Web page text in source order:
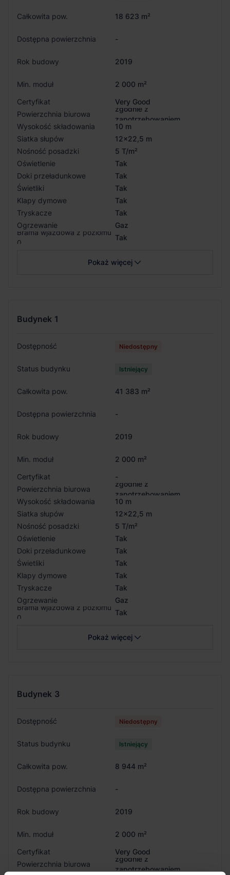
Całkowita pow. 18 623 m²
Dostępna powierzchnia -
Rok budowy 2019
Min. moduł
2 000 m²
Certyfikat
Very Good
Powierzchnia biurowa
zgodnie z
zapotrzebowaniem
Wysokość składowania
10 m
Siatka słupów
12x22,5 m
Nośność posadzki
5 T/m²
Oświetlenie
Tak
Doki przeładunkowe
Tak
Świetliki
Tak
Klapy dymowe
Tak
Tryskacze
Tak
Ogrzewanie
Gaz
Brama wjazdowa z poziomu
0
Tak
Pokaż więcej
Budynek 1
Dostępność Niedostępny
Status budynku Istniejący
Całkowita pow. 41 383 m²
Dostępna powierzchnia -
Rok budowy 2019
Min. moduł
2 000 m²
Certyfikat
-
Powierzchnia biurowa
zgodnie z
zapotrzebowaniem
Wysokość składowania
10 m
Siatka słupów
12x22,5 m
Nośność posadzki
5 T/m²
Oświetlenie
Tak
Doki przeładunkowe
Tak
Świetliki
Tak
Klapy dymowe
Tak
Tryskacze
Tak
Ogrzewanie
Gaz
Brama wjazdowa z poziomu
0
Tak
Pokaż więcej
Budynek 3
Dostępność Niedostępny
Status budynku Istniejący
Całkowita pow. 8 944 m²
Dostępna powierzchnia -
Rok budowy 2019
Min. moduł
2 000 m²
Certyfikat
Very Good
Powierzchnia biurowa
zgodnie z
zapotrzebowaniem